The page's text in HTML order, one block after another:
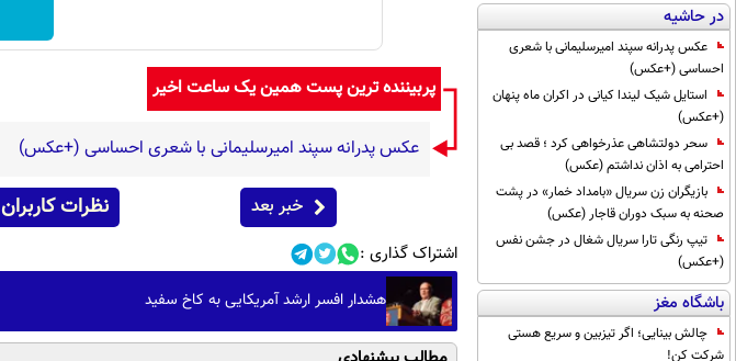
در حاشیه
عکس پدرانه سپند امیرسلیمانی با شعری
احساسی (+عکس)
استایل شیک لیندا کیانی در اکران ماه پنهان
(+عکس)
سحر دولتشاهی عذرخواهی کرد ؛ قصد بی
احترامی به اذان نداشتم (عکس)
بازیگران زن سریال «بامداد خمار» در پشت
صحنه به سبک دوران قاجار (عکس)
تیپ رنگی تارا سریال شغال در جشن نفس
(+عکس)
باشگاه مغز
چالش بینایی؛ اگر تیزبین و سریع هستی
شرکت کن!
پربیننده ترین پست همین یک ساعت اخیر
عکس پدرانه سپند امیرسلیمانی با شعری احساسی (+عکس)
خبر بعد نظرات کاربران
اشتراک گذاری :
هشدار افسر ارشد آمریکایی به کاخ سفید